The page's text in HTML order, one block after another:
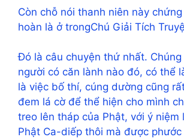
Còn chỗ nói thanh niên này
hoàn là ở trongChú Giải Tích
Đó là câu chuyện thứ nhất.
người có căn lành nào đó, có thể
là việc bố thí, cúng dường cũng
đem lá cờ để thể hiện cho mình
treo lên tháp của Phật, với ý niệm
Phật Ca-diếp thôi mà được